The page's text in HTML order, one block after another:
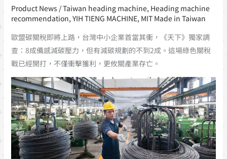
Product News /Taiwan heading machine, Heading machine
recommendation, YIH TIENG MACHINE, MIT Made in Taiwan
歐盟碳關稅即將上路，台灣中小企業首當其衝，《天下》獨家調
查：8成備感減碳壓力，但有減碳規劃的不到2成。這場綠色關稅
戰已經開打，不僅衝擊獲利，更攸關產業存亡。